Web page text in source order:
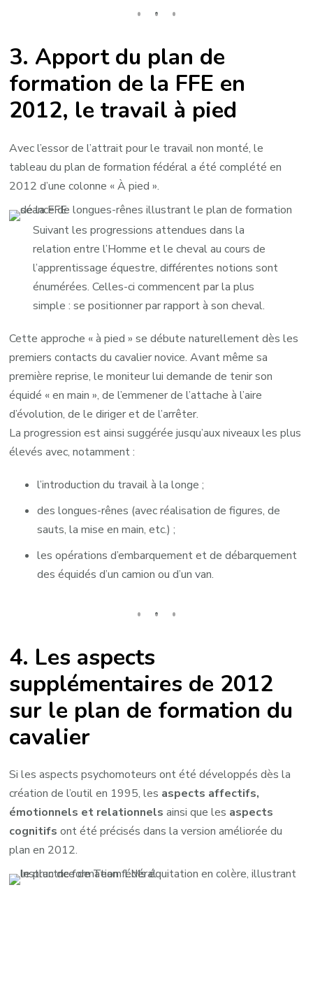
3. Apport du plan de
formation de la FFE en
2012, le travail à pied
Avec l’essor de l’attrait pour le travail non monté, le
tableau du plan de formation fédéral a été complété en
2012 d’une colonne « À pied ».
Suivant les progressions attendues dans la
relation entre l’Homme et le cheval au cours de
l’apprentissage équestre, différentes notions sont
énumérées. Celles-ci commencent par la plus
simple : se positionner par rapport à son cheval.
Cette approche « à pied » se débute naturellement dès les
premiers contacts du cavalier novice. Avant même sa
première reprise, le moniteur lui demande de tenir son
équidé « en main », de l’emmener de l’attache à l’aire
d’évolution, de le diriger et de l’arrêter.
La progression est ainsi suggérée jusqu’aux niveaux les plus
élevés avec, notamment :
l’introduction du travail à la longe ;
des longues-rênes (avec réalisation de figures, de
sauts, la mise en main, etc.) ;
les opérations d’embarquement et de débarquement
des équidés d’un camion ou d’un van.
4. Les aspects
supplémentaires de 2012
sur le plan de formation du
cavalier
Si les aspects psychomoteurs ont été développés dès la
création de l’outil en 1995, les aspects affectifs,
émotionnels et relationnels ainsi que les aspects
cognitifs ont été précisés dans la version améliorée du
plan en 2012.